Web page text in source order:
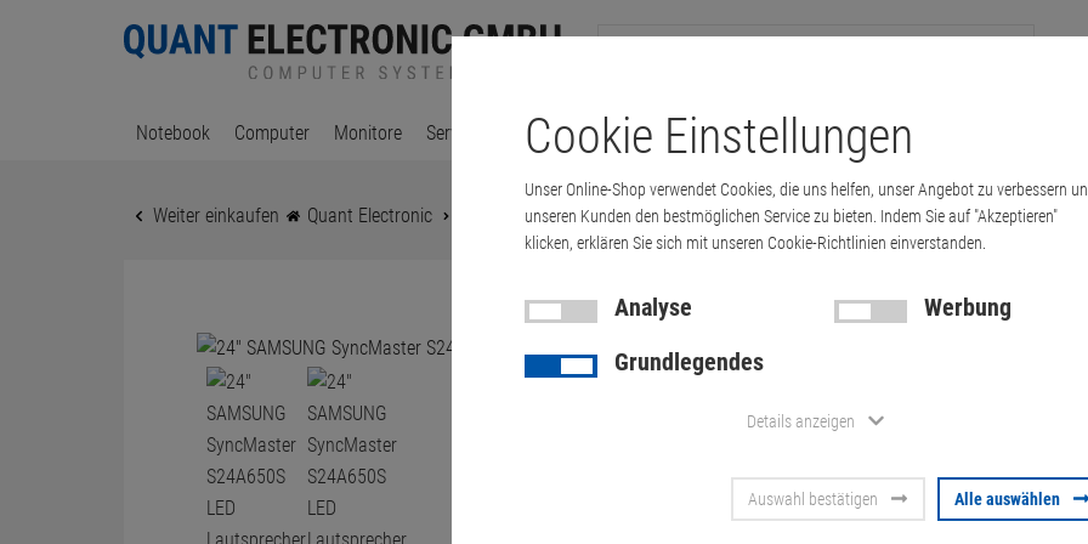
Notebook Computer Monitore Server & Workstation Drucker & Kopierer Kabel Multimedia & HDTV
Weiter einkaufen Quant Electronic 24" SAMSUNG SyncMaster S24A650S LED Lautsprecher …
24"
S24A650S
FullHD VGA
Artikel-Nummer:10071096
Cookie Einstellungen
Unser Online-Shop verwendet Cookies, die uns helfen, unser Angebot zu verbessern
unseren Kunden den bestmöglichen Service zu bieten. Indem Sie auf "Akzeptieren"
klicken, erklären Sie sich mit unseren Cookie-Richtlinien einverstanden.
Analyse
Werbung
Grundlegendes
Details anzeigen
Auswahl bestätigen Alle auswählen